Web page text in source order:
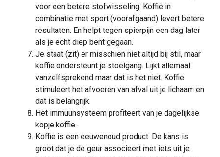
voor een betere stofwisseling. Koffie in
combinatie met sport (voorafgaand) levert betere
resultaten. En helpt tegen spierpijn een dag later
als je echt diep bent gegaan.
Je staat (zit) er misschien niet altijd bij stil, maar
koffie ondersteunt je stoelgang. Lijkt allemaal
vanzelfsprekend maar dat is het niet. Koffie
stimuleert het afvoeren van afval uit je lichaam en
dat is belangrijk.
Het immuunsysteem profiteert van je dagelijkse
kopje koffie.
Koffie is een eeuwenoud product. De kans is
groot dat je de geur associeert met iets uit je